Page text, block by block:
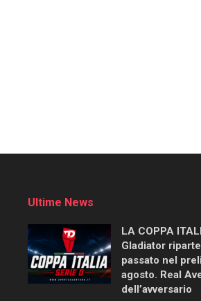
Ultime News
LA COPPA
Gladiator
passato nel
agosto. Real
dell’avversario